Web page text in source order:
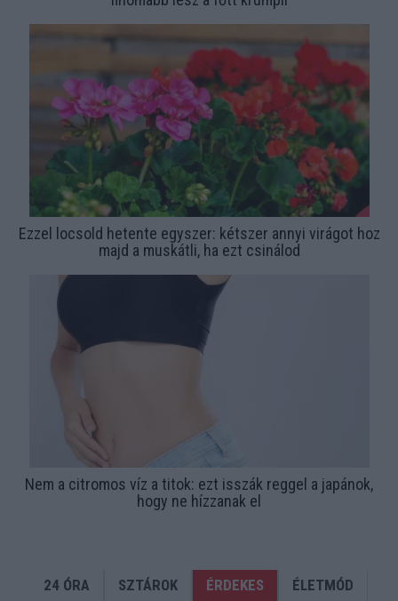
Ezzel locsold hetente egyszer: kétszer annyi virágot hoz
majd a muskátli, ha ezt csinálod
Nem a citromos víz a titok: ezt isszák reggel a japánok,
hogy ne hízzanak el
24 ÓRA SZTÁROK ÉRDEKES ÉLETMÓD